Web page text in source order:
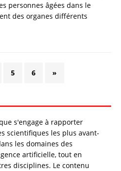
personnes âgées dans le
des organes différents
5 6 »
s'engage à rapporter
scientifiques les plus avant-
les domaines des
artificielle, tout en
disciplines. Le contenu